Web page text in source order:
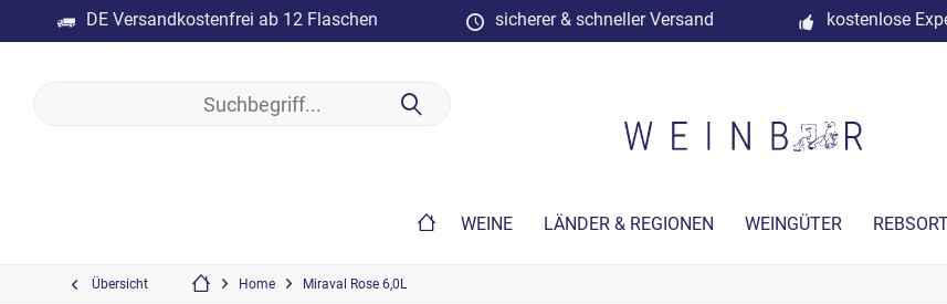
DE Versandkostenfrei ab 12 Flaschen sicherer & schneller Versand kostenlose
WEINE LÄNDER & REGIONEN WEINGÜTER
Übersicht Home Miraval Rose 6,0L